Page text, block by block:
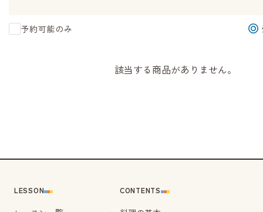
予約可能のみ
該当する商品がありません。
LESSON CONTENTS